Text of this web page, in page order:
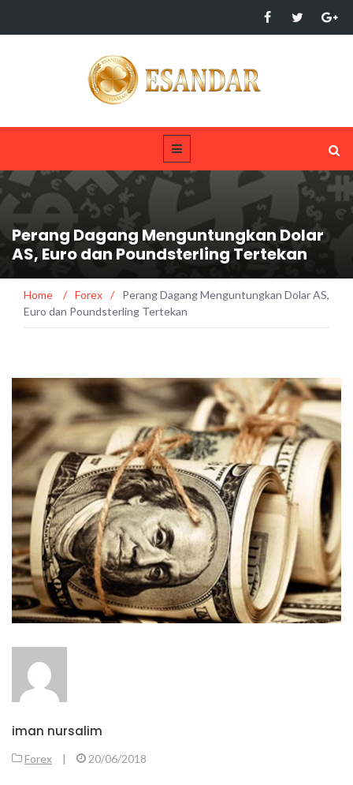
Perang Dagang Menguntungkan Dolar
AS, Euro dan Poundsterling Tertekan
Home / Forex /
Perang Dagang Menguntungkan Dolar AS,
Euro dan Poundsterling Tertekan
iman nursalim
Forex | 20/06/2018